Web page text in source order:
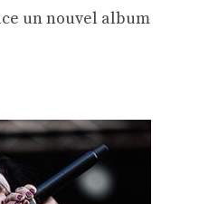
un nouvel album